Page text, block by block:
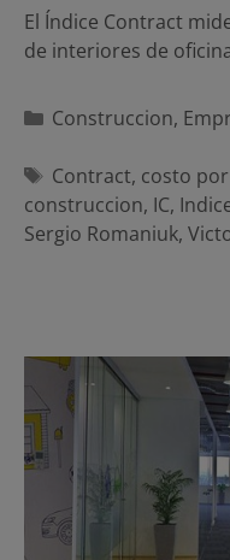
El Índice Contract
de interiores de
Categorías
Construccion,
Etiquetas
Contract, costo
construccion, IC,
Sergio Romaniuk,